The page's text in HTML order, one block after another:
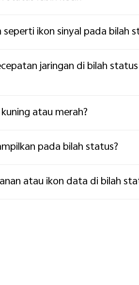
ikon sinyal pada bilah
jaringan di bilah
atau merah?
pada bilah status?
atau ikon data di bilah